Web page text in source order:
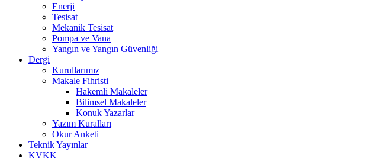
Enerji
Tesisat
Mekanik Tesisat
Pompa ve Vana
Yangın ve Yangın Güvenliği
Dergi
Kurullarımız
Makale Fihristi
Hakemli Makaleler
Bilimsel Makaleler
Konuk Yazarlar
Yazım Kuralları
Okur Anketi
Teknik Yayınlar
KVKK